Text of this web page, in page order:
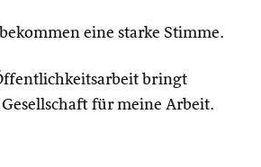
eine starke Stimme.
bringt
für meine Arbeit.